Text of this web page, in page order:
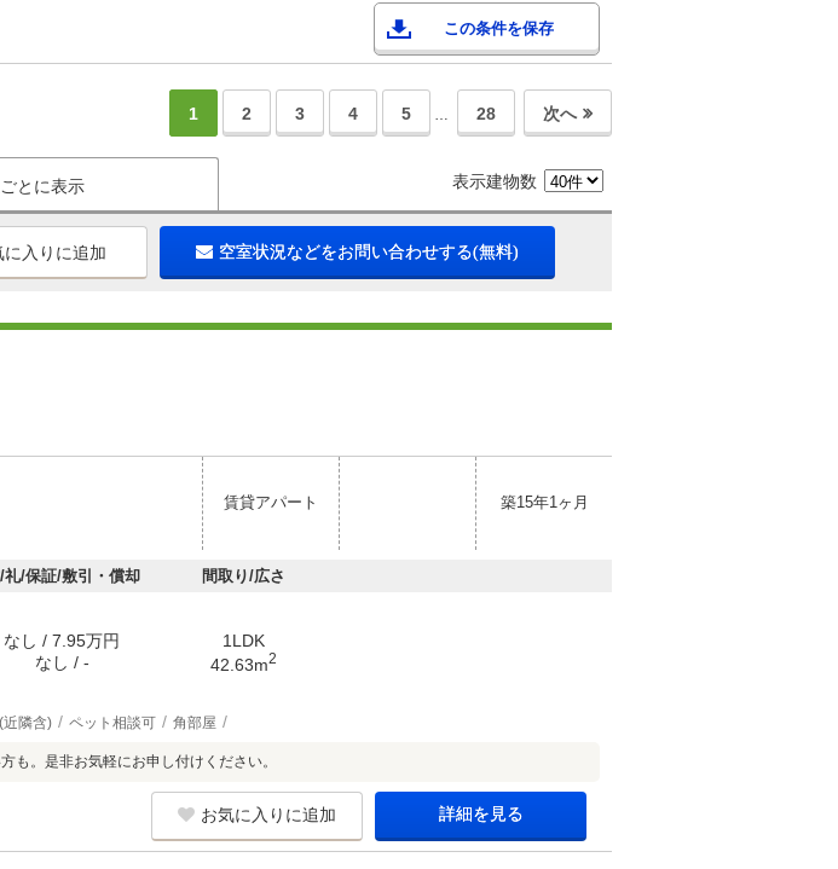
この条件を保存
1 2 3 4 5 … 28 次へ
とに表示 表示建物数
に入りに追加 空室状況などをお問い合わせする(無料)
賃貸アパート 築15年1ヶ月
礼/保証/敷引・償却 間取り/広さ
なし / 7.95万円
なし / -
1LDK
42.63m2
近隣含) ペット相談可 角部屋
も。是非お気軽にお申し付けください。
お気に入りに追加 詳細を見る